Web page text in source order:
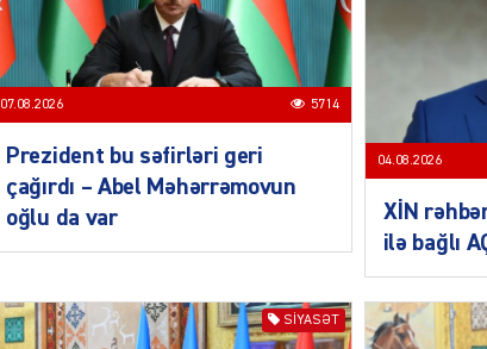
07.08.2026 5714
Prezident bu səfirləri geri
çağırdı – Abel Məhərrəmovun
oğlu da var
04.08.2026
XİN
ilə bağlı
SIYASƏT